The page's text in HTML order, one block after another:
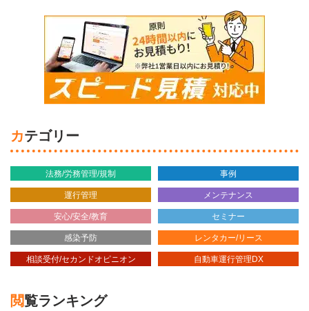
カテゴリー
法務/労務管理/規制 事例
運行管理 メンテナンス
安心/安全/教育 セミナー
感染予防 レンタカー/リース
相談受付/セカンドオピニオン 自動車運行管理DX
閲覧ランキング